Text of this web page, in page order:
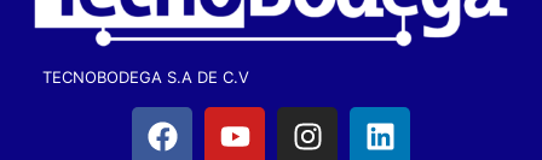
TECNOBODEGA S.A DE C.V